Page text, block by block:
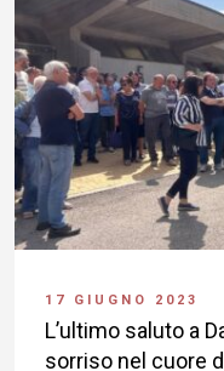
17 GIUGNO 2023
L’ultimo saluto a
sorriso nel cuore